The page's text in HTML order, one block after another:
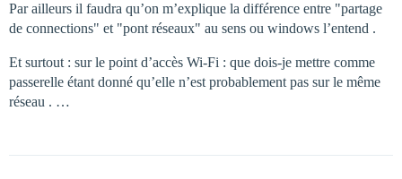
Par ailleurs il faudra qu’on m’explique la différence entre "partage
de connections" et "pont réseaux" au sens ou windows l’entend .
Et surtout : sur le point d’accès Wi-Fi : que dois-je mettre comme
passerelle étant donné qu’elle n’est probablement pas sur le même
réseau . …